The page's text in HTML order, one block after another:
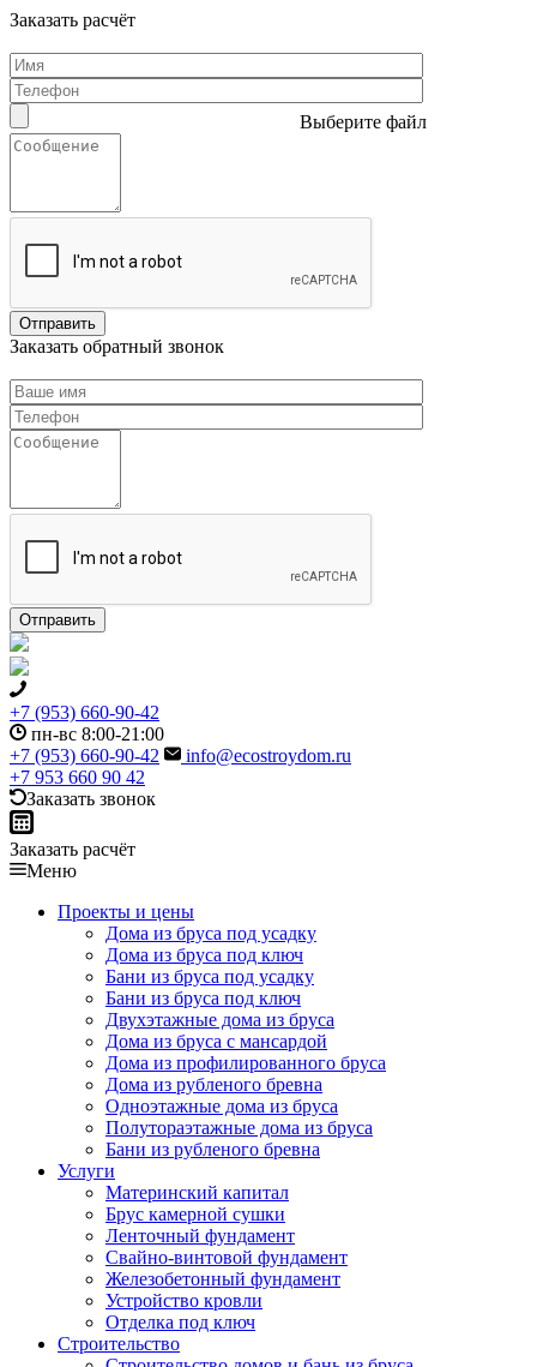
Заказать расчёт
Выберите файл
Заказать обратный звонок
+7 (953) 660-90-42
пн-вс 8:00-21:00
+7 (953) 660-90-42
info@ecostroydom.ru
+7 953 660 90 42
Заказать звонок
Заказать расчёт
Меню
Проекты и цены
Дома из бруса под усадку
Дома из бруса под ключ
Бани из бруса под усадку
Бани из бруса под ключ
Двухэтажные дома из бруса
Дома из бруса с мансардой
Дома из профилированного бруса
Дома из рубленого бревна
Одноэтажные дома из бруса
Полутораэтажные дома из бруса
Бани из рубленого бревна
Услуги
Материнский капитал
Брус камерной сушки
Ленточный фундамент
Свайно-винтовой фундамент
Железобетонный фундамент
Устройство кровли
Отделка под ключ
Строительство